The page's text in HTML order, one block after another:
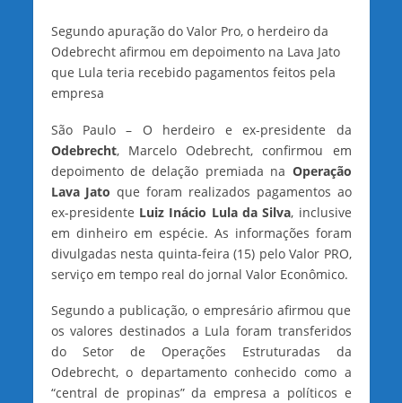
Segundo apuração do Valor Pro, o herdeiro da
Odebrecht afirmou em depoimento na Lava Jato
que Lula teria recebido pagamentos feitos pela
empresa
São Paulo – O herdeiro e ex-presidente da
Odebrecht, Marcelo Odebrecht, confirmou em
depoimento de delação premiada na Operação
Lava Jato que foram realizados pagamentos ao
ex-presidente Luiz Inácio Lula da Silva, inclusive
em dinheiro em espécie. As informações foram
divulgadas nesta quinta-feira (15) pelo Valor PRO,
serviço em tempo real do jornal Valor Econômico.
Segundo a publicação, o empresário afirmou que
os valores destinados a Lula foram transferidos
do Setor de Operações Estruturadas da
Odebrecht, o departamento conhecido como a
“central de propinas” da empresa a políticos e